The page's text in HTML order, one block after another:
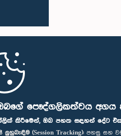
පෞද්ගලිකත්වය අගය
කිරීමෙන්, ඔබ පහත සඳහන් දේට
ලුහුබැඳීම (Session Tracking): පහසු සහ